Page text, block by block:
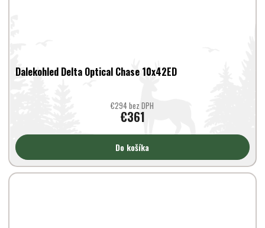
Dalekohled Delta Optical Chase 10x42ED
€294 bez DPH
€361
Do košíka